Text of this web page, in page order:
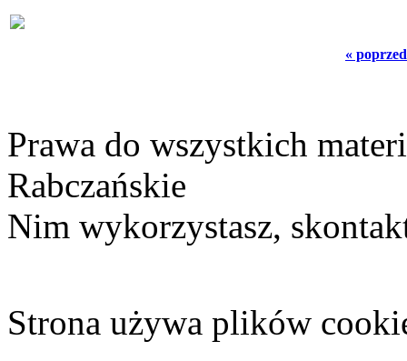
«
Prawa do wszystkich
Rabczańskie
Nim wykorzystasz,
Strona używa plików